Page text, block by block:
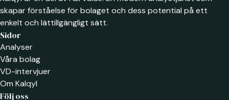
skapar förståelse för bolaget och dess potential på ett
enkelt och lättillgängligt sätt.
Sidor
Analyser
Våra bolag
VD-intervjuer
Om Kalqyl
Följ oss